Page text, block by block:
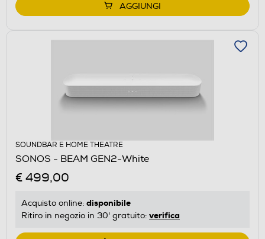
AGGIUNGI
SOUNDBAR E HOME THEATRE
SONOS - BEAM GEN2-White
€ 499,00
Acquisto online: disponibile
Ritiro in negozio in 30' gratuito: verifica